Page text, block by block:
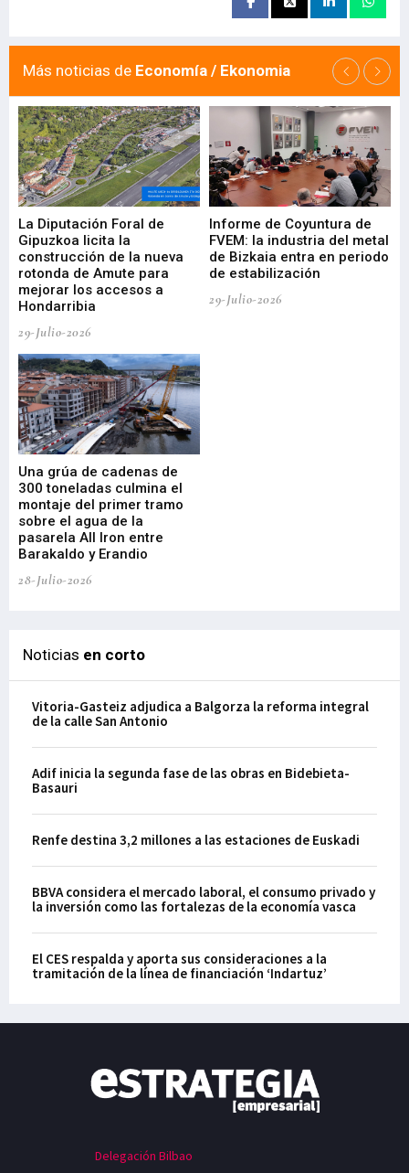
Más noticias de Economía / Ekonomia
La Diputación Foral de
Gipuzkoa licita la
construcción de la nueva
rotonda de Amute para
mejorar los accesos a
Hondarribia
29-Julio-2026
Informe de Coyuntura de
FVEM: la industria del metal
de Bizkaia entra en periodo
de estabilización
29-Julio-2026
Una grúa de cadenas de
300 toneladas culmina el
montaje del primer tramo
sobre el agua de la
pasarela All Iron entre
Barakaldo y Erandio
28-Julio-2026
Noticias en corto
Vitoria-Gasteiz adjudica a Balgorza la reforma integral
de la calle San Antonio
Adif inicia la segunda fase de las obras en Bidebieta-
Basauri
Renfe destina 3,2 millones a las estaciones de Euskadi
BBVA considera el mercado laboral, el consumo privado y
la inversión como las fortalezas de la economía vasca
El CES respalda y aporta sus consideraciones a la
tramitación de la línea de financiación ‘Indartuz’
Delegación Bilbao